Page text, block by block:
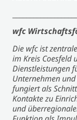
wfc
Die wfc ist
im Kreis Coesfeld
Dienstleistungen
Unternehmen
fungiert als
Kontakte zu
und